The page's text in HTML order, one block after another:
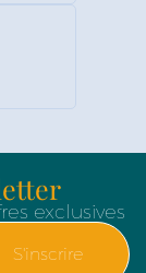
exclusives
S'inscrire